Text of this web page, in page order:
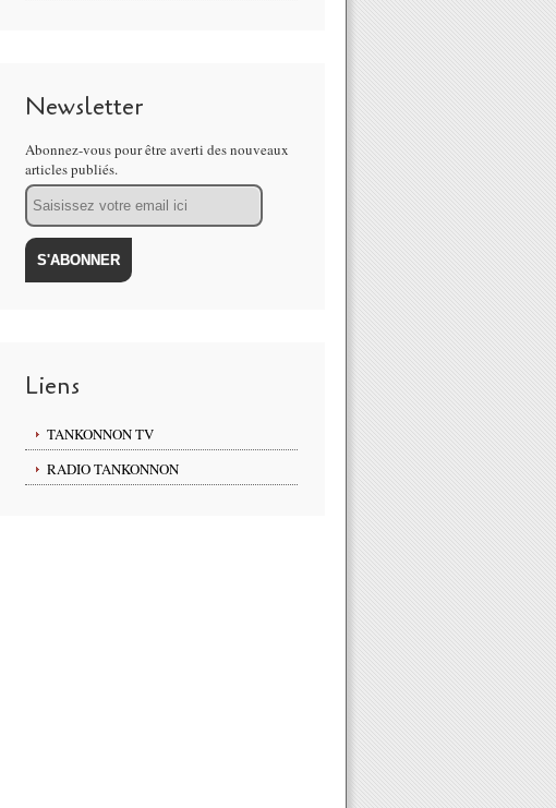
Newsletter
Abonnez-vous pour être averti des nouveaux
articles publiés.
Email
Liens
TANKONNON TV
RADIO TANKONNON